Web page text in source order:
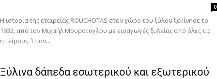
0
Η ιστορία της εταιρείας ROUCHOTAS στον χώρο του ξύλου ξεκίνησε το
1932, από τον Μιχαήλ Μουράτογλου με εισαγωγές ξυλείας από όλες τις
ηπείρους. Ήταν...
Ξύλινα δάπεδα εσωτερικού και εξωτερικού
Ευχαριστώ, αλλά δεν ενδιαφέρομαι αυτή την στιγμή